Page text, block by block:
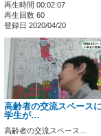
再生時間 00:02:07
再生回数 60
登録日 2020/04/20
高齢者の交流スペース
学生が…
高齢者の交流スペース…